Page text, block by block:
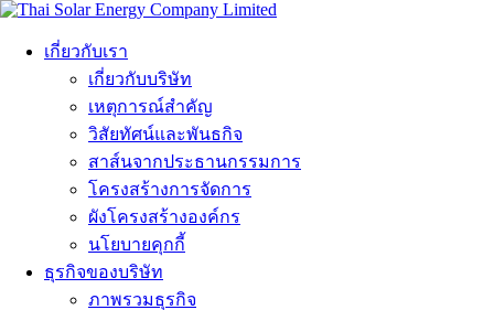
เกี่ยวกับเรา
เกี่ยวกับบริษัท
เหตุการณ์สำคัญ
วิสัยทัศน์และพันธกิจ
สาส์นจากประธานกรรมการ
โครงสร้างการจัดการ
ผังโครงสร้างองค์กร
นโยบายคุกกี้
ธุรกิจของบริษัท
ภาพรวมธุรกิจ